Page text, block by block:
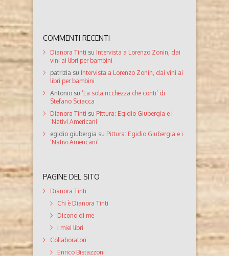
COMMENTI RECENTI
Dianora Tinti su Intervista a Lorenzo Zonin, dai
vini ai libri per bambini
patrizia su Intervista a Lorenzo Zonin, dai vini ai
libri per bambini
Antonio su ‘La sola ricchezza che conti’ di
Stefano Sciacca
Dianora Tinti su Pittura: Egidio Giubergia e i
‘Nativi Americani’
egidio giubergia su Pittura: Egidio Giubergia e i
‘Nativi Americani’
PAGINE DEL SITO
Dianora Tinti
Chi è Dianora Tinti
Dicono di me
I miei libri
Collaboratori
Enrico Bistazzoni